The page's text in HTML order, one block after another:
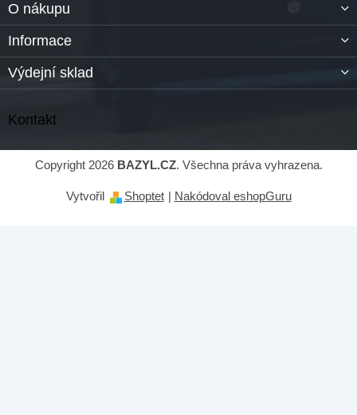
O nákupu
Informace
Výdejní sklad
Kontakt
Vytvořil Shoptet | Nakódoval eshopGuru
Copyright 2026 BAZYL.CZ. Všechna práva vyhrazena.